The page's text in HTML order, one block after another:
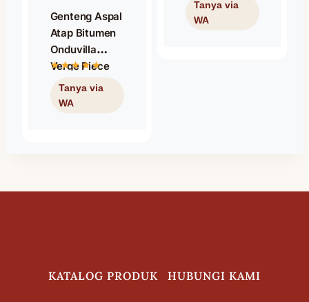
Genteng Aspal
Atap Bitumen
Onduvilla
Verge Piece
Shaded Brown
/ Nok Samping
KATALOG PRODUK HUBUNGI KAMI